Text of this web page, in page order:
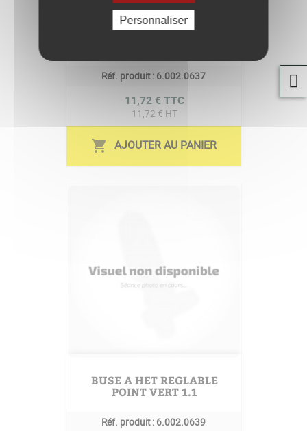
Réf. produit : 6.002.0637
Prix
11,72 € TTC
11,72 € HT
shopping_cart AJOUTER AU PANIER
BUSE A HET REGLABLE
POINT VERT 1.1
Réf. produit : 6.002.0639
Personnaliser